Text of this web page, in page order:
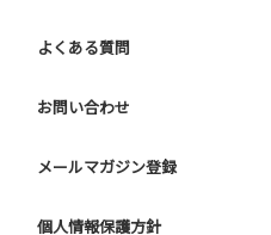
よくある質問
お問い合わせ
メールマガジン登録
個人情報保護方針